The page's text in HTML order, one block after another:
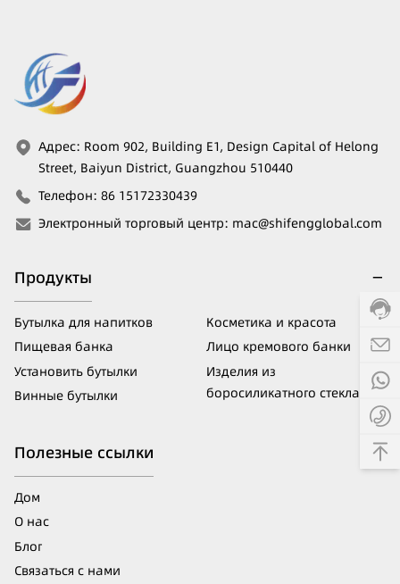
Адрес: Room 902, Building E1, Design Capital of Helong
Street, Baiyun District, Guangzhou 510440
Телефон: 86 15172330439
Электронный торговый центр: mac@shifengglobal.com
Продукты
Бутылка для напитков
Пищевая банка
Установить бутылки
Винные бутылки
Косметика и красота
Лицо кремового банки
Изделия из
боросиликатного стекла
Полезные ссылки
Дом
О нас
Блог
Связаться с нами